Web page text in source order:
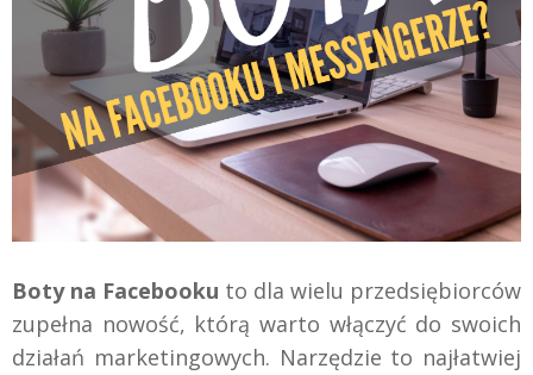
Boty na Facebooku to dla wielu przedsiębiorców
zupełna nowość, którą warto włączyć do swoich
działań marketingowych. Narzędzie to najłatwiej